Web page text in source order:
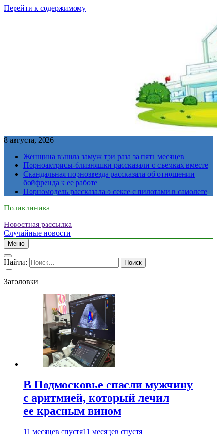
Перейти к содержимому
8 августа, 2026
Женщина вышла замуж три раза за пять месяцев
Порноактрисы-близняшки рассказали о съемках вместе
Скандальная порнозвезда рассказала об отношении
бойфренда к ее работе
Порномодель рассказала о сексе с пилотами в самолете
Поликлиника
Новостная рассылка
Случайные новости
Меню
Найти:
Заголовки
В Подмосковье спасли мужчину
с аритмией, который лечил
ее красным вином
11 месяцев спустя11 месяцев спустя